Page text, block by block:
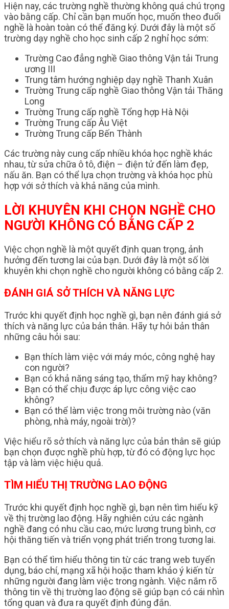
Hiện nay, các trường nghề thường không quá chú trọng
vào bằng cấp. Chỉ cần bạn muốn học, muốn theo đuổi
nghề là hoàn toàn có thể đăng ký. Dưới đây là một số
trường dạy nghề cho học sinh cấp 2 nghỉ học sớm:
Trường Cao đẳng nghề Giao thông Vận tải Trung
ương III
Trung tâm hướng nghiệp dạy nghề Thanh Xuân
Trường Trung cấp nghề Giao thông Vận tải Thăng
Long
Trường Trung cấp nghề Tổng hợp Hà Nội
Trường Trung cấp Âu Việt
Trường Trung cấp Bến Thành
Các trường này cung cấp nhiều khóa học nghề khác
nhau, từ sửa chữa ô tô, điện – điện tử đến làm đẹp,
nấu ăn. Bạn có thể lựa chọn trường và khóa học phù
hợp với sở thích và khả năng của mình.
LỜI KHUYÊN KHI CHỌN NGHỀ CHO
NGƯỜI KHÔNG CÓ BẰNG CẤP 2
Việc chọn nghề là một quyết định quan trọng, ảnh
hưởng đến tương lai của bạn. Dưới đây là một số lời
khuyên khi chọn nghề cho người không có bằng cấp 2.
ĐÁNH GIÁ SỞ THÍCH VÀ NĂNG LỰC
Trước khi quyết định học nghề gì, bạn nên đánh giá sở
thích và năng lực của bản thân. Hãy tự hỏi bản thân
những câu hỏi sau:
Bạn thích làm việc với máy móc, công nghệ hay
con người?
Bạn có khả năng sáng tạo, thẩm mỹ hay không?
Bạn có thể chịu được áp lực công việc cao
không?
Bạn có thể làm việc trong môi trường nào (văn
phòng, nhà máy, ngoài trời)?
Việc hiểu rõ sở thích và năng lực của bản thân sẽ giúp
bạn chọn được nghề phù hợp, từ đó có động lực học
tập và làm việc hiệu quả.
TÌM HIỂU THỊ TRƯỜNG LAO ĐỘNG
Trước khi quyết định học nghề gì, bạn nên tìm hiểu kỹ
về thị trường lao động. Hãy nghiên cứu các ngành
nghề đang có nhu cầu cao, mức lương trung bình, cơ
hội thăng tiến và triển vọng phát triển trong tương lai.
Bạn có thể tìm hiểu thông tin từ các trang web tuyển
dụng, báo chí, mạng xã hội hoặc tham khảo ý kiến từ
những người đang làm việc trong ngành. Việc nắm rõ
thông tin về thị trường lao động sẽ giúp bạn có cái nhìn
tổng quan và đưa ra quyết định đúng đắn.